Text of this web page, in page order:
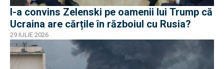
I-a convins Zelenski pe oamenii lui Trump că
Ucraina are cărțile în războiul cu Rusia?
29 IULIE 2026